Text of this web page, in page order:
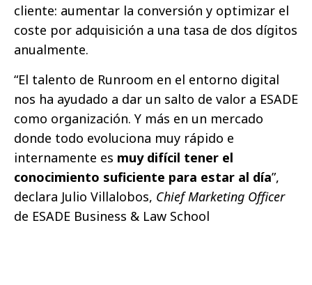
cliente: aumentar la conversión y optimizar el
coste por adquisición a una tasa de dos dígitos
anualmente.
“El talento de Runroom en el entorno digital
nos ha ayudado a dar un salto de valor a ESADE
como organización. Y más en un mercado
donde todo evoluciona muy rápido e
internamente es muy difícil tener el
conocimiento suficiente para estar al día”,
declara Julio Villalobos, Chief Marketing Officer
de ESADE Business & Law School